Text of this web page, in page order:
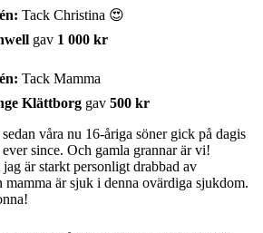
Tack Christina 😍
gav 1 000 kr
Tack Mamma
Klättborg gav 500 kr
våra nu 16-åriga söner gick på dagis
since. Och gamla grannar är vi!
är starkt personligt drabbad av
är sjuk i denna ovärdiga sjukdom.